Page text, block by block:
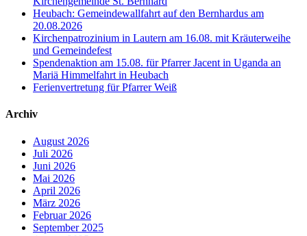
Heubach: Gemeindewallfahrt auf den Bernhardus am
20.08.2026
Kirchenpatrozinium in Lautern am 16.08. mit Kräuterweihe
und Gemeindefest
Spendenaktion am 15.08. für Pfarrer Jacent in Uganda an
Mariä Himmelfahrt in Heubach
Ferienvertretung für Pfarrer Weiß
Archiv
August 2026
Juli 2026
Juni 2026
Mai 2026
April 2026
März 2026
Februar 2026
September 2025